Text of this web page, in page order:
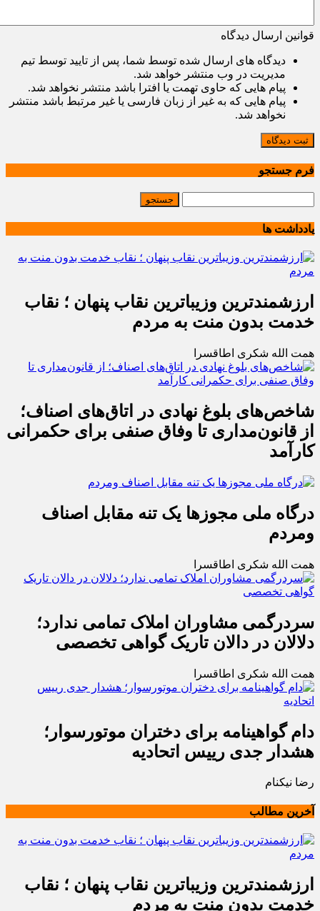
قوانین ارسال دیدگاه
دیدگاه های ارسال شده توسط شما، پس از تایید توسط تیم
مدیریت در وب منتشر خواهد شد.
پیام هایی که حاوی تهمت یا افترا باشد منتشر نخواهد شد.
پیام هایی که به غیر از زبان فارسی یا غیر مرتبط باشد منتشر
نخواهد شد.
ثبت دیدگاه
فرم جستجو
یادداشت ها
ارزشمندترین وزیباترین نقاب پنهان ؛ نقاب
خدمت بدون منت به مردم
همت الله شکری اطاقسرا
شاخص‌های بلوغ نهادی در اتاق‌های اصناف؛
از قانون‌مداری تا وفاق صنفی برای حکمرانی
کارآمد
درگاه ملی مجوزها یک تنه مقابل اصناف
ومردم
همت الله شکری اطاقسرا
سردرگمی مشاوران املاک تمامی ندارد؛
دلالان در دالان تاریک گواهی تخصصی
همت الله شکری اطاقسرا
دام گواهینامه برای دختران موتورسوار؛
هشدار جدی رییس اتحادیه
رضا نیکنام
آخرین مطالب
ارزشمندترین وزیباترین نقاب پنهان ؛ نقاب
خدمت بدون منت به مردم